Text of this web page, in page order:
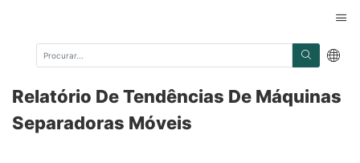
Relatório De Tendências De Máquinas
Separadoras Móveis